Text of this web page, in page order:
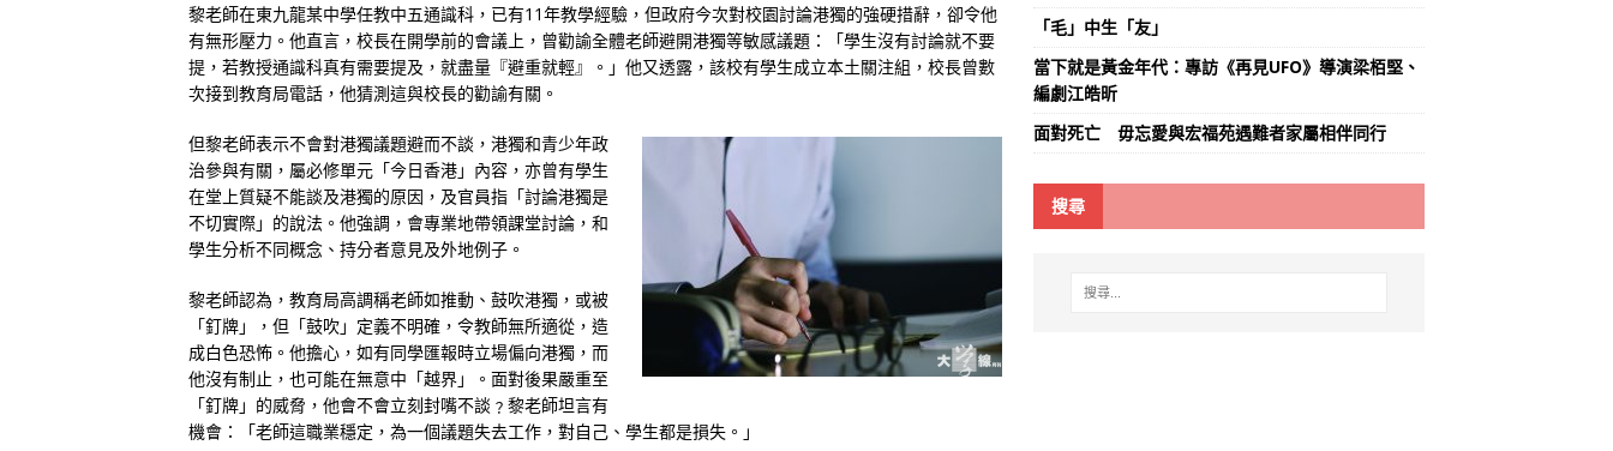
黎老師在東九龍某中學任教中五通識科，已有11年教學經驗，但政府今次對校園討論港獨的強硬措辭，卻令他
有無形壓力。他直言，校長在開學前的會議上，曾勸諭全體老師避開港獨等敏感議題：「學生沒有討論就不要
提，若教授通識科真有需要提及，就盡量『避重就輕』。」他又透露，該校有學生成立本土關注組，校長曾數
次接到教育局電話，他猜測這與校長的勸諭有關。
但黎老師表示不會對港獨議題避而不談，港獨和青少年政
治參與有關，屬必修單元「今日香港」內容，亦曾有學生
在堂上質疑不能談及港獨的原因，及官員指「討論港獨是
不切實際」的說法。他強調，會專業地帶領課堂討論，和
學生分析不同概念、持分者意見及外地例子。
黎老師認為，教育局高調稱老師如推動、鼓吹港獨，或被
「釘牌」，但「鼓吹」定義不明確，令教師無所適從，造
成白色恐怖。他擔心，如有同學匯報時立場偏向港獨，而
他沒有制止，也可能在無意中「越界」。面對後果嚴重至
「釘牌」的威脅，他會不會立刻封嘴不談﹖黎老師坦言有
機會：「老師這職業穩定，為一個議題失去工作，對自己、學生都是損失。」
「毛」中生「友」
當下就是黃金年代：專訪《再見UFO》導演梁栢堅、
編劇江皓昕
面對死亡 毋忘愛與宏福苑遇難者家屬相伴同行
搜尋